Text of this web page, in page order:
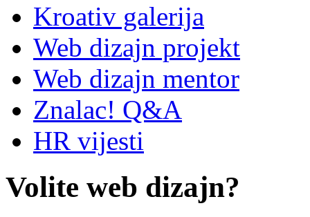
Kroativ galerija
Web dizajn projekt
Web dizajn mentor
Znalac! Q&A
HR vijesti
Volite web dizajn?